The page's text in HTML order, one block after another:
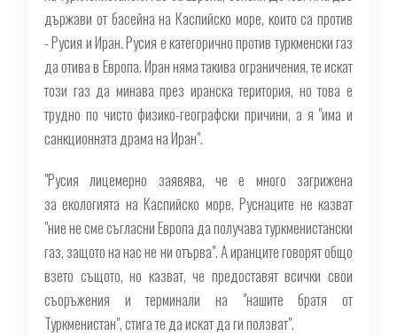
държави от басейна на Каспийско море, които са против
- Русия и Иран. Русия е категорично против туркменски газ
да отива в Европа. Иран няма такива ограничения, те искат
този газ да минава през иранска територия, но това е
трудно по чисто физико-географски причини, а я "има и
санкционната драма на Иран".
"Русия лицемерно заявява, че е много загрижена
за екологията на Каспийско море. Руснаците не казват
"ние не сме съгласни Европа да получава туркменистански
газ, защото на нас не ни отърва". А иранците говорят общо
взето същото, но казват, че предоставят всички свои
съоръжения и терминали на "нашите братя от
Туркменистан", стига те да искат да ги ползват".